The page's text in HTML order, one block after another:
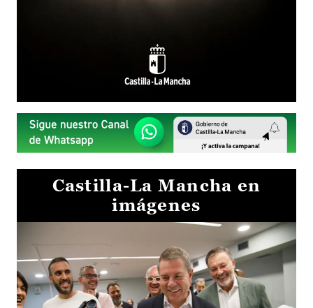
Castilla-La Mancha en
imágenes